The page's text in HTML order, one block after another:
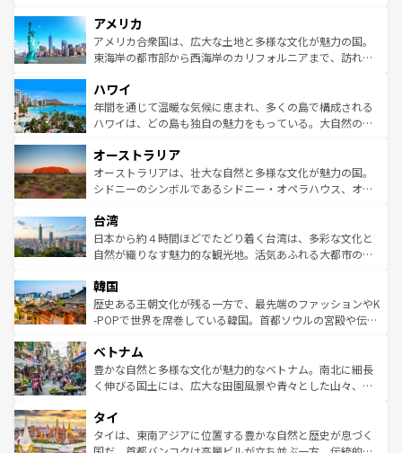
ンツ一覧を参照してほしい。
の建物がそのまま残る町や、スイスならではのユニークな
博物館もあり、アルプス観光だけでなく町歩きも満喫する
ことができる。国民の所得が高いため物価も高いが、旅行
ば市内交通費無料で観光を楽しむこともできる。 なお、新
着のスイス情報はコンテンツ一覧 を参照してほしい。
アメリカ
アメリカ合衆国は、広大な土地と多様な文化が魅力の国。
東海岸の都市部から西海岸のカリフォルニアまで、訪れる
のような巨大都市は、観光、ショッピング、エンターテイ
ンメントが詰まった刺激的なスポットだ。一方、アメリカ
西部には大自然が広がり、グランドキャニオンやイエロー
部のニューオーリンズでは、音楽と美食が融合した独特の
文化が魅力。旅行者はアメリカの各地域で異なる魅力を楽
しみながら、その多様性と豊かな歴史を感じることができ
ならではの贅沢な旅のスタイルだ。 なお、新着のアメリカ
情報はコンテンツ一覧を参照してほしい。
ハワイ
年間を通じて温暖な気候に恵まれ、多くの島で構成される
ハワイは、どの島も独自の魅力をもっている。大自然の神
ワイ島は見逃せない。また、定番の観光地といえばオアフ
島だが、静かな自然を求めるならマウイ島やカウアイ島が
おすすめ。エメラルドグリーンに輝く海をはじめ、豊かな
れるおもてなしの心で訪れる人々を迎えてくれるハワイの
人々、おいしいローカルフードやハワイアンミュージッ
ク、伝統的なフラダンスなど、すべてがハワイの魅力を彩
ワイを、存分に味わってほしい。 なお、新着のハワイ情報
はコンテンツ一覧を参照してほしい。
オーストラリア
オーストラリアは、壮大な自然と多様な文化が魅力の国。
シドニーのシンボルであるシドニー・オペラハウス、オー
リアリーフや大陸中央部にそびえるウルル（エアーズロッ
ク）、タスマニアの美しい原生林やケアンズの熱帯雨林な
ど、見どころがたくさん。また、カフェやワイン、オージ
いる。アクティビティも充実しており、サーフィンやダイ
ビング、ハイキングなど、アウトドア好きにはたまらな
い。オーストラリアの多彩な魅力を存分に味わいつくそ
参照してほしい。
台湾
日本から約４時間ほどでたどり着く台湾は、多彩な文化と
自然が織りなす魅力的な観光地。活気あふれる大都市の台
ン）、静ひつな山岳地帯である台湾東部など、都市の喧騒
と山間の静けさが共存しており、訪れる人に新しい発見と
驚きをもたらしてくれる。また、奥深い台湾の食文化も魅
容にもいいと評判のスイーツなど、バラエティ豊かな料理
が味わえる。 なお、新着の台湾情報は コンテンツ一覧を参
照してほしい。
韓国
歴史ある王朝文化が残る一方で、最先端のファッションやK
-POPで世界を席巻している韓国。首都ソウルの宮殿や伝統
き、地方に足を延ばせば四季折々の自然美を楽しむことが
できる。そして、キムチや焼肉、絶品のストリートフード
まで、さまざまな韓国料理が待っている。夜には、韓国な
リティに包まれながら、韓国の多彩な魅力を心ゆくまで味
わってみてほしい。 なお、新着の韓国情報はコンテンツ一
覧を参照してほしい。
ベトナム
豊かな自然と多様な文化が魅力的なベトナム。南北に細長
く伸びる国土には、広大な田園風景や青々とした山々、世
急速な発展と共に伝統が息づく。ハノイの古い町並みやホ
ーチミン市のフランス統治時代の建物も、独特の雰囲気を
醸し出している。また、バラエティの豊かさとおいしさで
タイ
タイは、東南アジアに位置する豊かな自然と歴史が息づく